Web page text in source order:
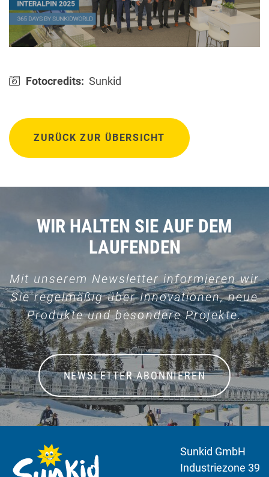
Fotocredits: Sunkid
ZURÜCK ZUR ÜBERSICHT
WIR HALTEN SIE AUF DEM
LAUFENDEN
Mit unserem Newsletter informieren wir
Sie regelmäßig über Innovationen, neue
Produkte und besondere Projekte.
NEWSLETTER ABONNIEREN
Sunkid GmbH
Industriezone 39